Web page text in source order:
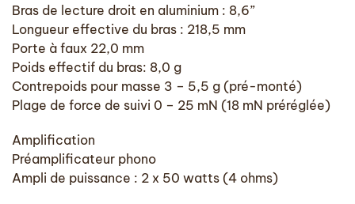
Bras de lecture droit en aluminium : 8,6”
Longueur effective du bras : 218,5 mm
Porte à faux 22,0 mm
Poids effectif du bras: 8,0 g
Contrepoids pour masse 3 – 5,5 g (pré-monté)
Plage de force de suivi 0 – 25 mN (18 mN préréglée)
Amplification
Préamplificateur phono
Ampli de puissance : 2 x 50 watts (4 ohms)